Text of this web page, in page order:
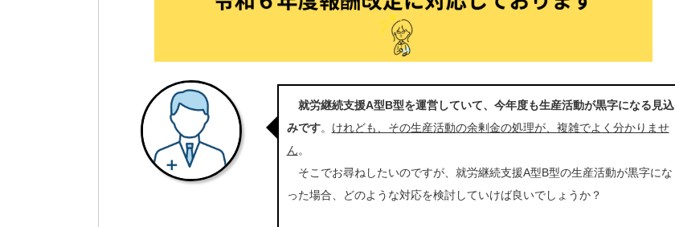
就労継続支援A型B型を運営していて、今年度も生産活動が黒字になる見込
みです。 けれども、その生産活動の余剰金の処理が、複雑でよく分かりませ
ん。
そこでお尋ねしたいのですが、就労継続支援A型B型の生産活動が黒字にな
った場合、どのような対応を検討していけば良いでしょうか？